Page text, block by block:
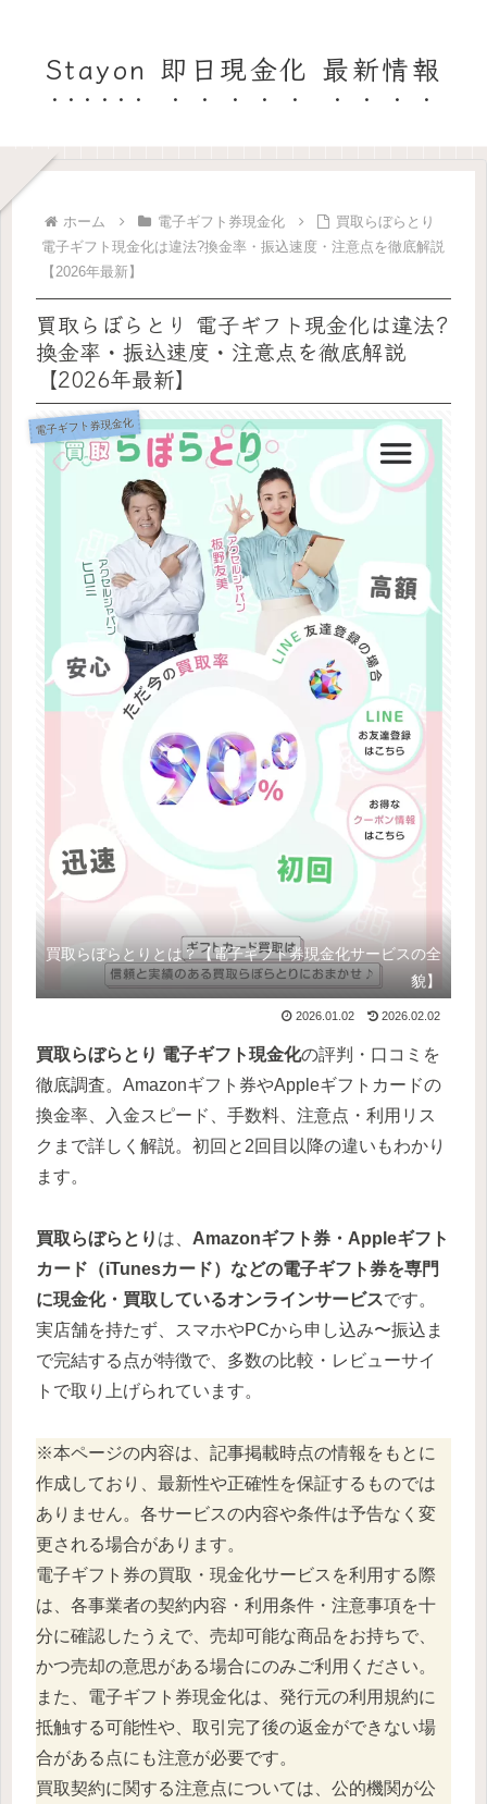
Stayon 即日現金化 最新情報
ホーム 電子ギフト券現金化
買取らぼらとり
電子ギフト現金化は違法?換金率・振込速度・注意点を徹底解説
【2026年最新】
買取らぼらとり 電子ギフト現金化は違法?
換金率・振込速度・注意点を徹底解説
【2026年最新】
電子ギフト券現金化
買取らぼらとりとは？【電子ギフト券現金化サービスの全
貌】
2026.01.02 2026.02.02
買取らぼらとり 電子ギフト現金化の評判・口コミを
徹底調査。Amazonギフト券やAppleギフトカードの
換金率、入金スピード、手数料、注意点・利用リス
クまで詳しく解説。初回と2回目以降の違いもわかり
ます。
買取らぼらとり は、 Amazonギフト券・Appleギフト
カード（iTunesカード）などの電子ギフト券を専門
に現金化・買取しているオンラインサービスです。
実店舗を持たず、スマホやPCから申し込み〜振込ま
で完結する点が特徴で、多数の比較・レビューサイ
トで取り上げられています。
※本ページの内容は、記事掲載時点の情報をもとに
作成しており、最新性や正確性を保証するものでは
ありません。各サービスの内容や条件は予告なく変
更される場合があります。
電子ギフト券の買取・現金化サービスを利用する際
は、各事業者の契約内容・利用条件・注意事項を十
分に確認したうえで、売却可能な商品をお持ちで、
かつ売却の意思がある場合にのみご利用ください。
また、電子ギフト券現金化は、発行元の利用規約に
抵触する可能性や、取引完了後の返金ができない場
合がある点にも注意が必要です。
買取契約に関する注意点については、公的機関が公